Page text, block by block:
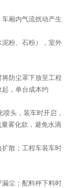
厢内气流扰动产生
粉、石粉），室外
防尘罩下放至工程
，单台成本约
头，装车时开启，
雾化款，避免水滴
散；工程车装车时
尘；配料秤下料时